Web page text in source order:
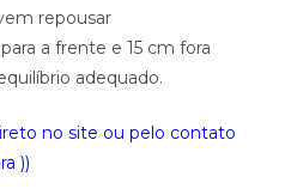
repousar
a frente e 15 cm fora
adequado.
no site ou pelo contato
))